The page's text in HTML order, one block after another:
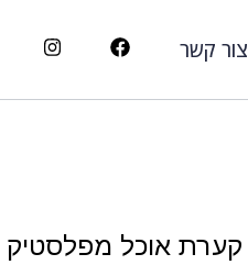
צור קשר
קערת אוכל מפלסטיק ממוחזר